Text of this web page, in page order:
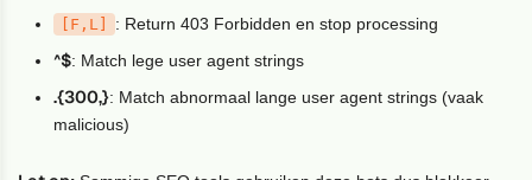
[F,L] : Return 403 Forbidden en stop processing
^$: Match lege user agent strings
.{300,}: Match abnormaal lange user agent strings (vaak
malicious)